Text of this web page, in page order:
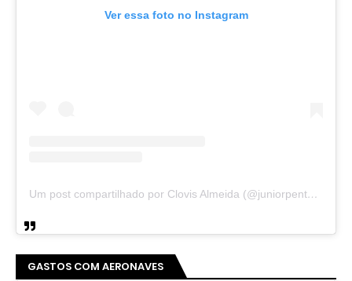
Ver essa foto no Instagram
Um post compartilhado por Clovis Almeida (@juniorpentecoste01)
GASTOS COM AERONAVES